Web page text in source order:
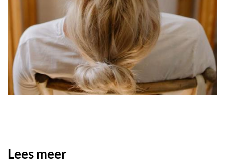
Lees meer